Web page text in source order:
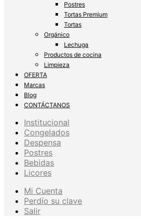
Postres
Tortas Premium
Tortas
Orgánico
Lechuga
Productos de cocina
Limpieza
OFERTA
Marcas
Blog
CONTÁCTANOS
Institucional
Congelados
Despensa
Postres
Bebidas
Licores
Mi Cuenta
Perdío su clave
Salir